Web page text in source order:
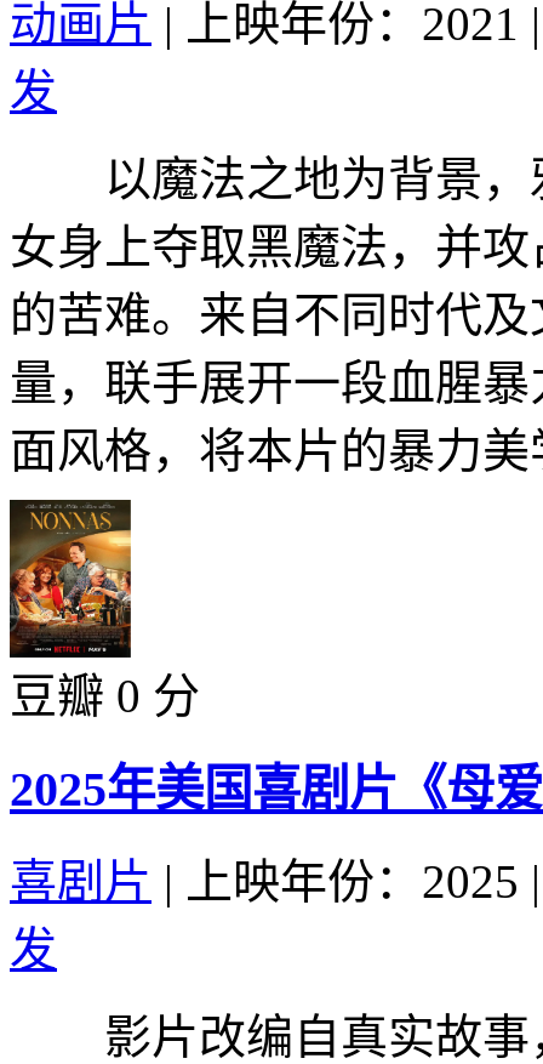
动画片 | 上映年份：2021 |
发
以魔法之地为背景，
女身上夺取黑魔法，并
的苦难。来自不同时代
量，联手展开一段血腥
面风格，将本片的暴力
豆瓣 0 分
2025年美国喜剧片《母
喜剧片 | 上映年份：2025 |
发
影片改编自真实故事